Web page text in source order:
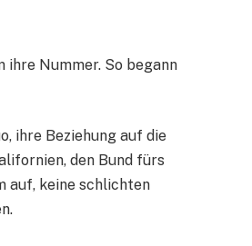
ihre Nummer. So begann
ihre Beziehung auf die
den Bund fürs
auf, keine schlichten